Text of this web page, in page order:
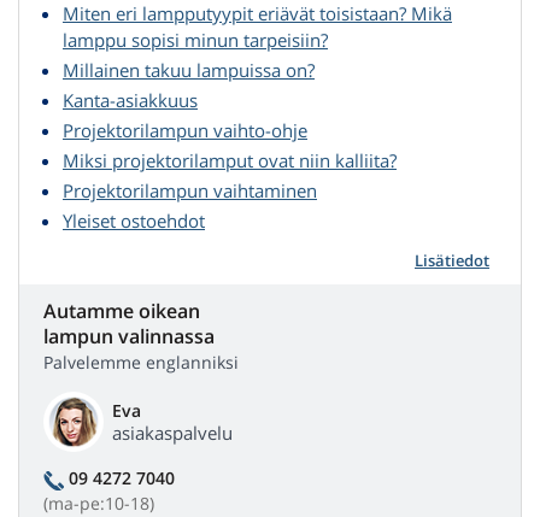
Miten eri lampputyypit eriävät toisistaan? Mikä
lamppu sopisi minun tarpeisiin?
Millainen takuu lampuissa on?
Kanta-asiakkuus
Projektorilampun vaihto-ohje
Miksi projektorilamput ovat niin kalliita?
Projektorilampun vaihtaminen
Yleiset ostoehdot
Lisätiedot
Autamme oikean
lampun valinnassa
Palvelemme englanniksi
Eva
asiakaspalvelu
09 4272 7040
(ma-pe:10-18)